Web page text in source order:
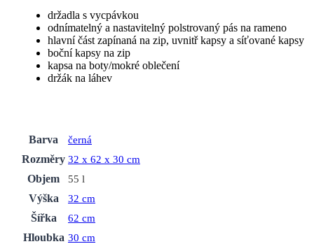
držadla s vycpávkou
odnímatelný a nastavitelný polstrovaný pás na rameno
hlavní část zapínaná na zip, uvnitř kapsy a síťované kapsy
boční kapsy na zip
kapsa na boty/mokré oblečení
držák na láhev
Barva
černá
Rozměry 32 x 62 x 30 cm
Objem
55 l
Výška
32 cm
Šířka
62 cm
Hloubka 30 cm